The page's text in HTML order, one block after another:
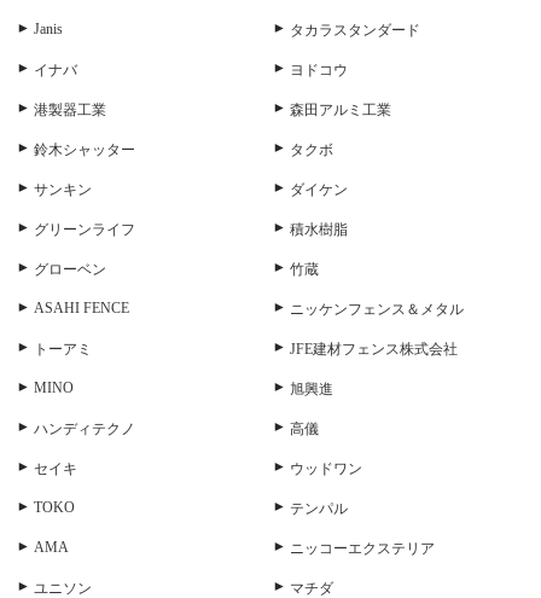
Janis タカラスタンダード
イナバ ヨドコウ
港製器工業 森田アルミ工業
鈴木シャッター タクボ
サンキン ダイケン
グリーンライフ 積水樹脂
グローベン 竹蔵
ASAHI FENCE ニッケンフェンス＆メタル
トーアミ JFE建材フェンス株式会社
MINO 旭興進
ハンディテクノ 高儀
セイキ ウッドワン
TOKO テンパル
AMA ニッコーエクステリア
ユニソン マチダ